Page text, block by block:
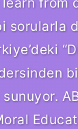
sorularla
sunuyor.